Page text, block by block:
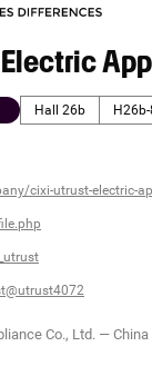
Hall 26b
cixi-utrust-electric-
Co., Ltd. — China